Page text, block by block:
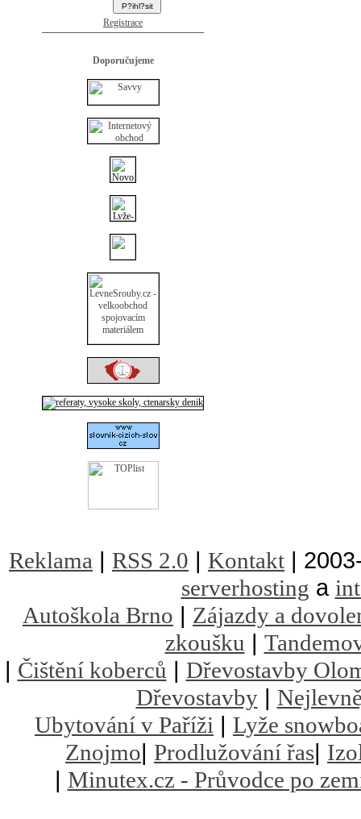
Registrace
Doporučujeme
Reklama | RSS 2.0 | Kontakt |
serverhosting a
Autoškola Brno | Zájazdy a
zkoušku |
| Čištění koberců | Dřevostavby
Dřevostavby|
Ubytování v Paříži | Lyže
Znojmo| Prodlužování řas|
| Minutex.cz - Průvodce po